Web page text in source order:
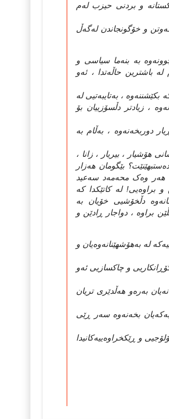
و بردنی حيزب له‌م
و خۆگونجاندن له‌گه‌ڵ
به‌ بنه‌ما سیاسی و
له‌ باشترین حاڵه‌تدا ، ئه‌و
، به‌تایبه‌تیی له‌
، زیادتر دڵسۆزییان بۆ
دوربخه‌نه‌وه‌ ، به‌ڵام به‌
هۆشیار ، بیریار ، زانا ،
بێگومان هه‌زار
، هه‌ر وه‌ک محه‌مه‌د سه‌عید
براوه‌یی! له‌ کاتێکدا که‌
دڵخۆشیی خۆیان به‌
براوه‌ ، دواجار ڕادێن و
له‌ به‌هۆشهێنانه‌وه‌یان و
گۆڕانکاریی و چاکسازیی ئه‌و
به‌ره‌و هه‌ڵدێری تریان
بخه‌نه‌وه‌ سه‌ر ڕێی
و ڕێکخراوه‌ییه‌کانیدا